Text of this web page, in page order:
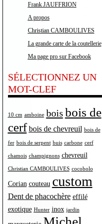
Frank JAUFFRION
A propos
Christian CAMBOULIVES
La grande carte de la coutellerie
Ma page pro sur Facebook
SÉLECTIONNEZ UN
MOT-CLEF
10 cm amboine bois bois de
cerf bois de chevreuil bois de
fer bois de serpent buis carbone cerf
chamois champignons chevreuil
Christian CAMBOULIVES cocobolo
Corian couteau custom
Dent de phacochère effilé
exotique Hunter inox jardin